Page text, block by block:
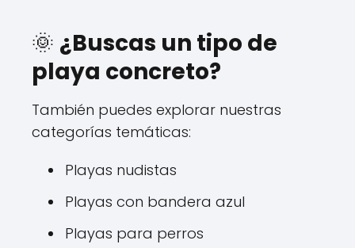
🌞 ¿Buscas un tipo de
playa concreto?
También puedes explorar nuestras
categorías temáticas:
Playas nudistas
Playas con bandera azul
Playas para perros